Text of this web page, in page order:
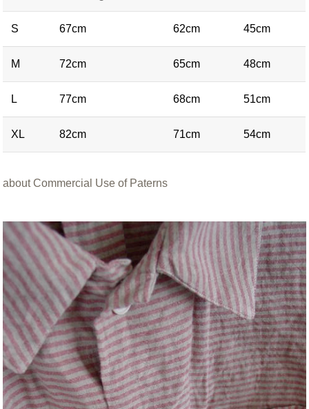
S 67cm 62cm 45cm
M 72cm 65cm 48cm
L 77cm 68cm 51cm
XL 82cm 71cm 54cm
about Commercial Use of Paterns